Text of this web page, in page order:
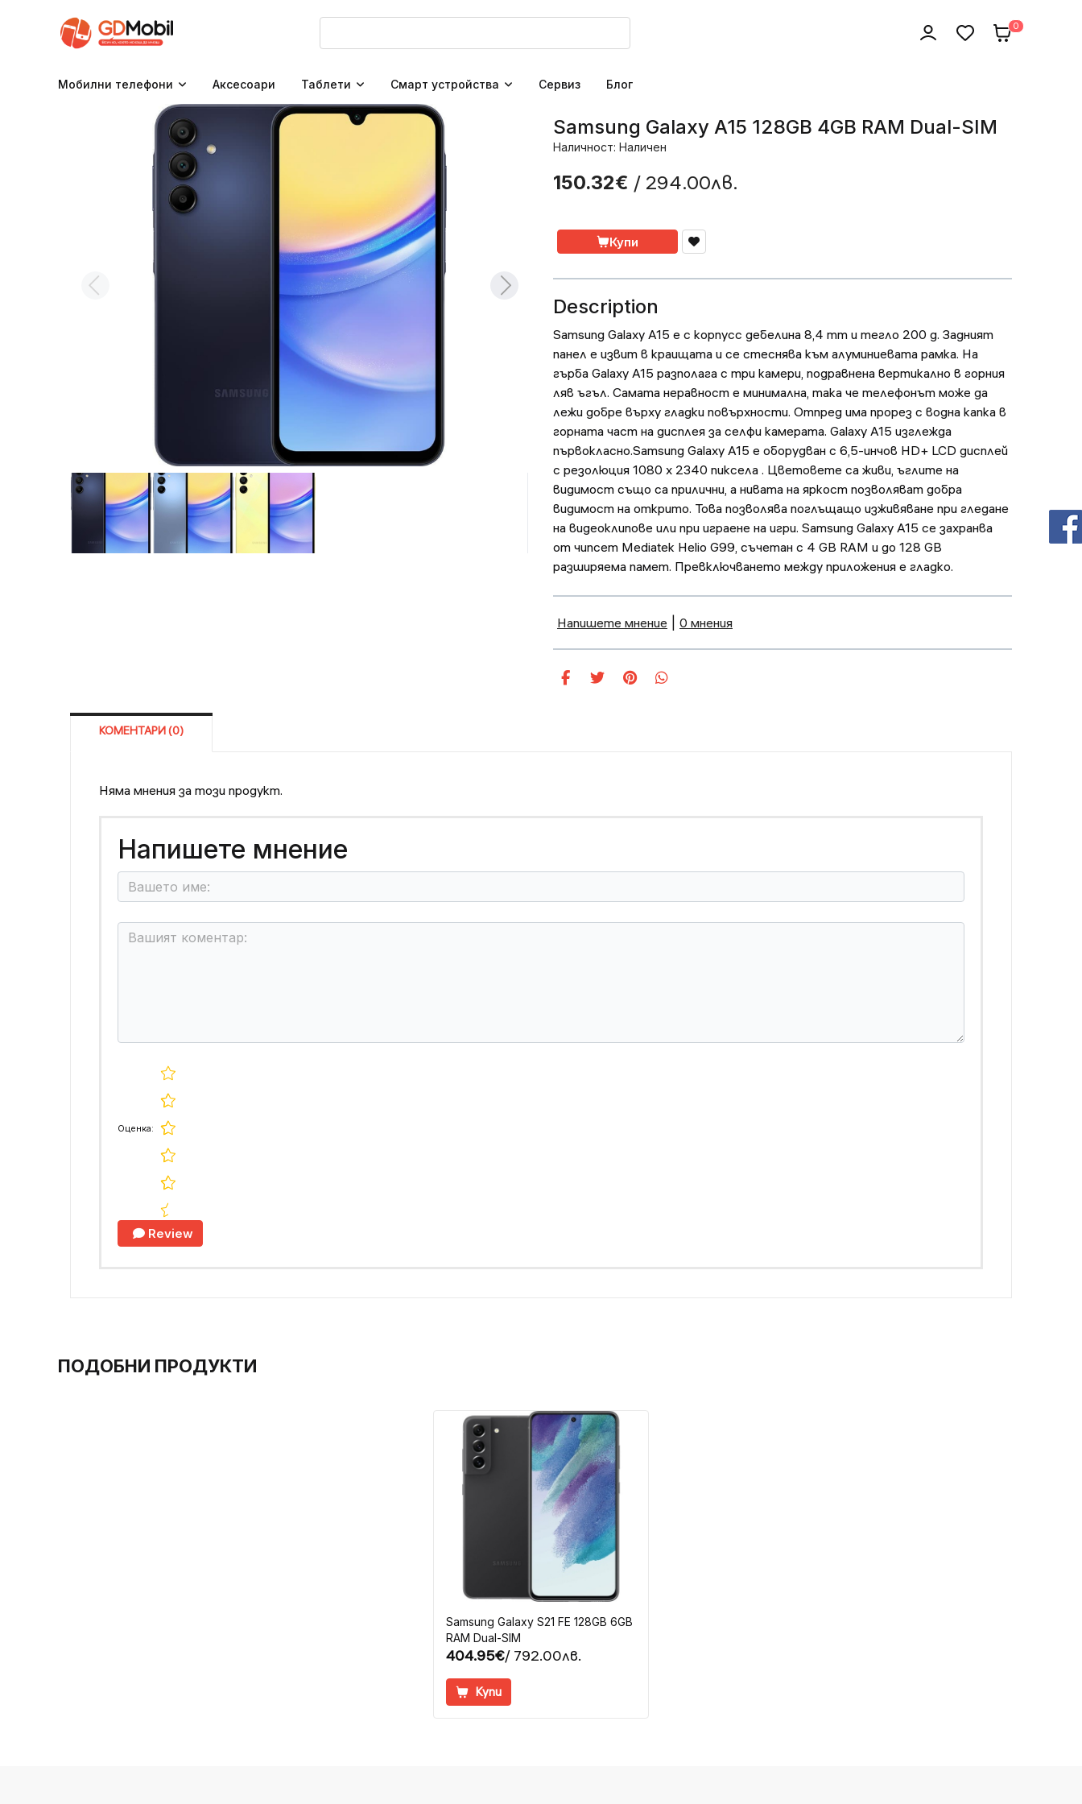
0
Мобилни телефони Аксесоари Таблети Смарт устройства Сервиз Блог
Samsung Galaxy A15 128GB 4GB RAM Dual-SIM
Наличност: Наличен
150.32€ / 294.00лв.
Купи
Description
Samsung Galaxy A15 e с корпусс дебелина 8,4 mm и тегло 200 g. Задният
панел е извит в краищата и се стеснява към алуминиевата рамка. На
гърба Galaxy A15 разполага с три камери, подравнена вертикално в горния
ляв ъгъл. Самата неравност е минимална, така че телефонът може да
лежи добре върху гладки повърхности. Отпред има прорез с водна капка в
горната част на дисплея за селфи камерата. Galaxy A15 изглежда
първокласно.Samsung Galaxy A15 е оборудван с 6,5-инчов HD+ LCD дисплей
с резолюция 1080 x 2340 пиксела . Цветовете са живи, ъглите на
видимост също са прилични, а нивата на яркост позволяват добра
видимост на открито. Това позволява поглъщащо изживяване при гледане
на видеоклипове или при играене на игри. Samsung Galaxy A15 се захранва
от чипсет Mediatek Helio G99, съчетан с 4 GB RAM и до 128 GB
разширяема памет. Превключването между приложения е гладко.
Напишете мнение 0 мнения
КОМЕНТАРИ (0)
Няма мнения за този продукт.
Напишете мнение
Оценка:
Review
ПОДОБНИ ПРОДУКТИ
Samsung Galaxy S21 FE 128GB 6GB
RAM Dual-SIM
404.95€/ 792.00лв.
Купи